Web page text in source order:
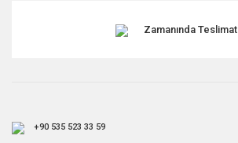
Zamanında Teslimat
+90 535 523 33 59